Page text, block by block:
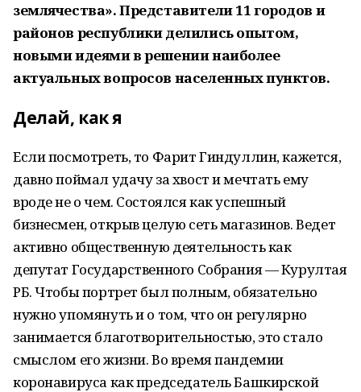
землячества». Представители 11 городов и
районов республики делились опытом,
новыми идеями в решении наиболее
актуальных вопросов населенных пунктов.
Делай, как я
Если посмотреть, то Фарит Гиндуллин, кажется,
давно поймал удачу за хвост и мечтать ему
вроде не о чем. Состоялся как успешный
бизнесмен, открыв целую сеть магазинов. Ведет
активно общественную деятельность как
депутат Государственного Собрания — Курултая
РБ. Чтобы портрет был полным, обязательно
нужно упомянуть и о том, что он регулярно
занимается благотворительностью, это стало
смыслом его жизни. Во время пандемии
коронавируса как председатель Башкирской